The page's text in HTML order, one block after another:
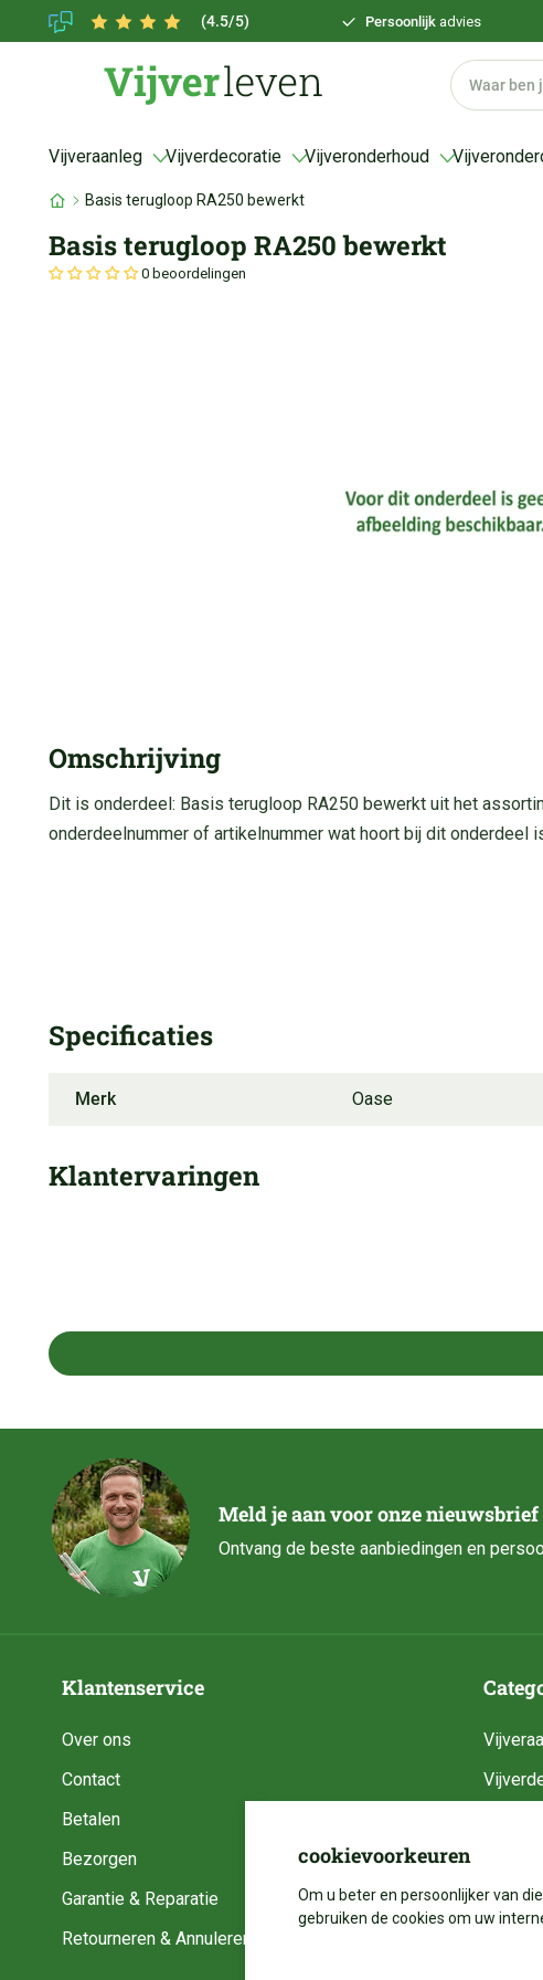
(4.5/5) Persoonlijk advies
Vijveraanleg Vijverdecoratie Vijveronderhoud
Basis terugloop RA250 bewerkt
Basis terugloop RA250 bewerkt
0 beoordelingen
Omschrijving
Dit is onderdeel: Basis terugloop RA250 bewerkt uit het
onderdeelnummer of artikelnummer wat hoort bij dit onderdeel
Specificaties
Merk Oase
Klantervaringen
Meld je aan voor onze nieuwsbrief
Ontvang de beste aanbiedingen en
Klantenservice
Over ons
Contact
Betalen
Bezorgen
Garantie & Reparatie
Retourneren & Annuleren
cookievoorkeuren
Om u beter en persoonlijker van
gebruiken de cookies om uw